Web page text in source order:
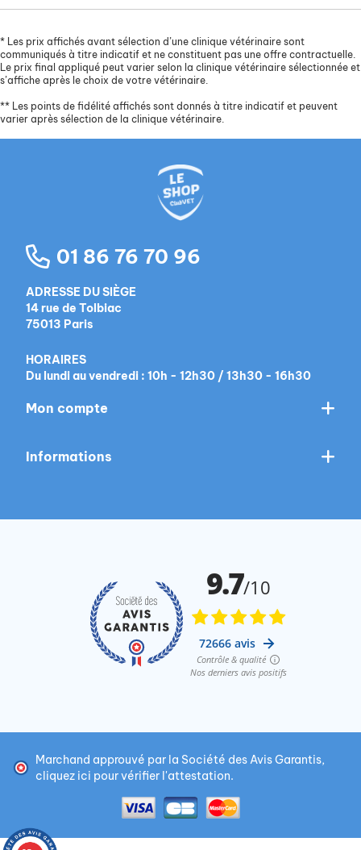
* Les prix affichés avant sélection d’une clinique vétérinaire sont
communiqués à titre indicatif et ne constituent pas une offre contractuelle.
Le prix final appliqué peut varier selon la clinique vétérinaire sélectionnée et
s’affiche après le choix de votre vétérinaire.
** Les points de fidélité affichés sont donnés à titre indicatif et peuvent
varier après sélection de la clinique vétérinaire.
01 86 76 70 96
ADRESSE DU SIÈGE
14 rue de Tolbiac
75013 Paris
HORAIRES
Du lundi au vendredi : 10h - 12h30 / 13h30 - 16h30
Mon compte
Informations
Marchand approuvé par la Société des Avis Garantis,
cliquez ici pour vérifier l'attestation.